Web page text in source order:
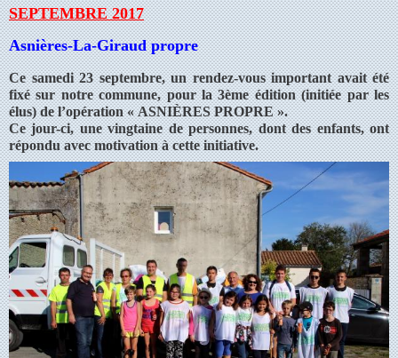
SEPTEMBRE 2017
Asnières-La-Giraud propre
Ce samedi 23 septembre, un rendez-vous important avait été
fixé sur notre commune, pour la 3ème édition (initiée par les
élus) de l’opération « ASNIÈRES PROPRE ».
Ce jour-ci, une vingtaine de personnes, dont des enfants, ont
répondu avec motivation à cette initiative.